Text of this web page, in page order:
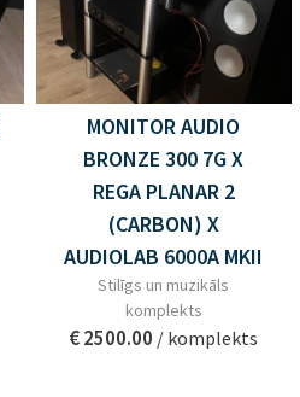
MONITOR AUDIO
BRONZE 300 7G X
REGA PLANAR 2
(CARBON) X
AUDIOLAB 6000A MKII
Stilīgs un muzikāls
komplekts
€ 2500.00 / komplekts